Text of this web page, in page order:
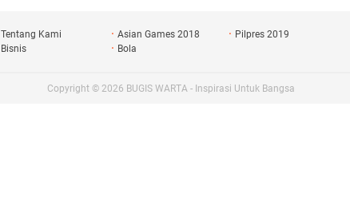
Tentang Kami Asian Games 2018
Pilpres 2019
Bisnis
Bola
Copyright © 2026 BUGIS WARTA - Inspirasi Untuk Bangsa